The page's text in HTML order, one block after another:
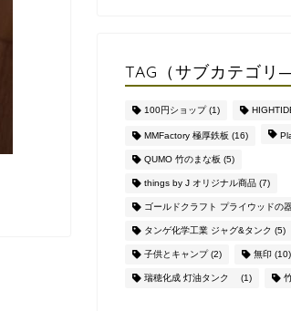
TAG（サブカテゴリ―
100円ショップ(1)
MMFactory 極厚鉄板 (16)
QUMO 竹のまな板 (5)
things by J オリジナル商品(7)
ゴールドクラフト プライウッドの
タンゲ化学工業 ジャグ&タンク (5)
子供とキャンプ(2) 無印 (10)
瑞穂化成 灯油タンク (1)